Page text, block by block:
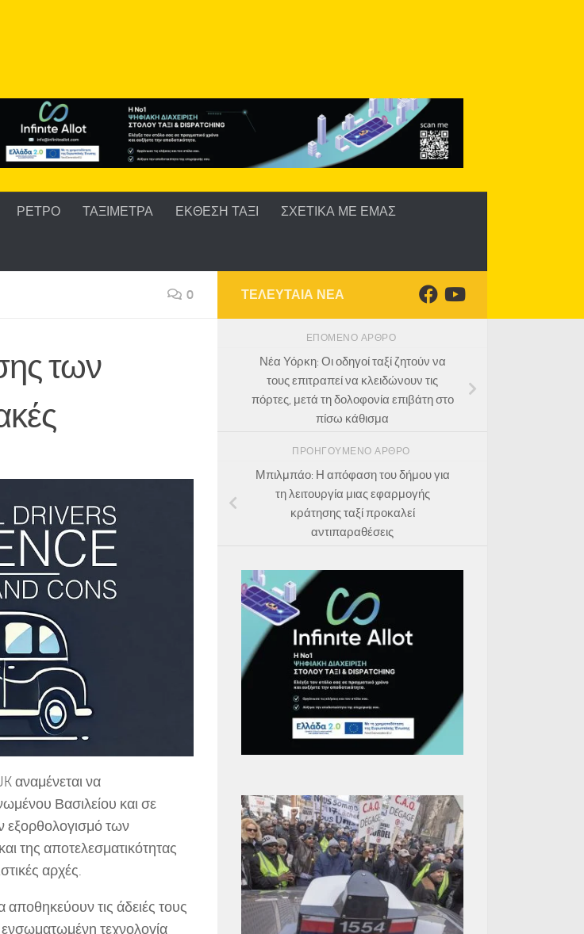
ΡΕΤΡΟ ΤΑΞΙΜΕΤΡΑ ΕΚΘΕΣΗ ΤΑΞΙ ΣΧΕΤΙΚΑ ΜΕ ΕΜΑΣ
0
των
αναμένεται να
Βασιλείου και σε
εξορθολογισμό των
της αποτελεσματικότητας
αρχές.
τις άδειές τους
τεχνολογία
ΤΕΛΕΥΤΑΙΑ ΝΕΑ
ΕΠΌΜΕΝΟ ΆΡΘΡΟ
Νέα Υόρκη: Οι οδηγοί ταξί ζητούν να
τους επιτραπεί να κλειδώνουν τις
πόρτες, μετά τη δολοφονία επιβάτη στο
πίσω κάθισμα
ΠΡΟΗΓΟΎΜΕΝΟ ΆΡΘΡΟ
Μπιλμπάο: Η απόφαση του δήμου για
τη λειτουργία μιας εφαρμογής
κράτησης ταξί προκαλεί
αντιπαραθέσεις